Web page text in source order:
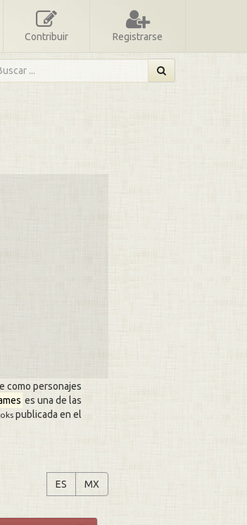
Contribuir Registrarse
como personajes
es una de las
publicada en el
ESGreyMXGrey